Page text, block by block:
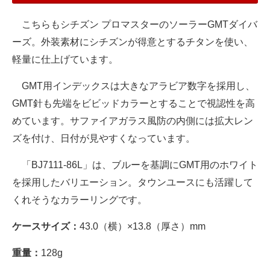
こちらもシチズン プロマスターのソーラーGMTダイバ
ーズ。外装素材にシチズンが得意とするチタンを使い、
軽量に仕上げています。
GMT用インデックスは大きなアラビア数字を採用し、
GMT針も先端をビビッドカラーとすることで視認性を高
めています。サファイアガラス風防の内側には拡大レン
ズを付け、日付が見やすくなっています。
「BJ7111-86L」は、ブルーを基調にGMT用のホワイト
を採用したバリエーション。タウンユースにも活躍して
くれそうなカラーリングです。
ケースサイズ： 43.0（横）×13.8（厚さ）mm
重量： 128g